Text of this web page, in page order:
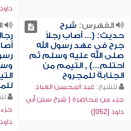
داود
الفهرس: شرح
حديث: (... أصاب رجلاً
جرح في عهد رسول الله
صلى الله عليه وسلم ثم
احتلم...) , التيمم من
الجنابة للمجروح
للشيخ: عبد المحسن العباد
جزء من محاضرة ( شرح سنن أبي
داود [052])
داود